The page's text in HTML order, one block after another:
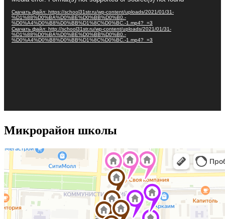
Скачать файл: https://school31str.ru/wp-content/uploads/2021/01/31-
%D1%88%D0%BA%D0%BE%D0%BB%D0%B0.-
%D0%A4%D0%B8%D0%BB%D1%8C%D0%BC.-1.mp4?_=3
Скачать файл: http://school31str.ru/wp-content/uploads/2021/01/31-
%D1%88%D0%BA%D0%BE%D0%BB%D0%B0.-
%D0%A4%D0%B8%D0%BB%D1%8C%D0%BC.-1.mp4?_=3
Микрорайон школы